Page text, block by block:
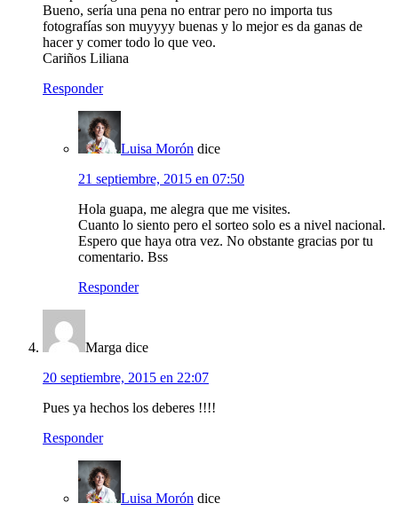
Bueno, sería una pena no entrar pero no importa tus
fotografías son muyyyy buenas y lo mejor es da ganas de
hacer y comer todo lo que veo.
Cariños Liliana
Responder
Luisa Morón dice
21 septiembre, 2015 en 07:50
Hola guapa, me alegra que me visites.
Cuanto lo siento pero el sorteo solo es a nivel nacional.
Espero que haya otra vez. No obstante gracias por tu
comentario. Bss
Responder
Marga dice
20 septiembre, 2015 en 22:07
Pues ya hechos los deberes !!!!
Responder
Luisa Morón dice